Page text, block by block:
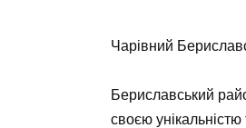
Чарівний
Бериславський
своєю унікальністю